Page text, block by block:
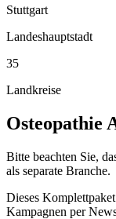
Stuttgart
Landeshauptstadt
35
Landkreise
Osteopathie
Bitte beachten Sie,
als separate Branche.
Dieses
Kampagnen per